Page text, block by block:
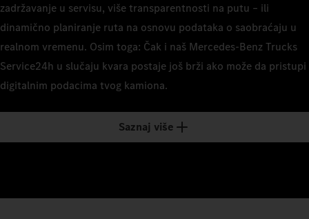
zadržavanje u servisu, više transparentnosti na putu – ili
dinamično planiranje ruta na osnovu podataka o saobraćaju u
realnom vremenu. Osim toga: Čak i naš Mercedes‑Benz Trucks
Service24h u slučaju kvara postaje još brži ako može da pristupi
digitalnim podacima tvog kamiona.
Saznaj više